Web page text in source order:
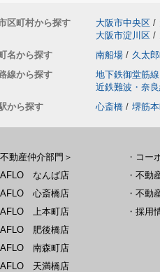
区町村から探す 大阪市中央区 /
大阪市淀川区 /
名から探す
南船場 / 久太
線から探す
地下鉄御堂筋線
近鉄難波・奈
から探す
心斎橋 / 堺筋
不動産仲介部門＞
AFLO なんば店
AFLO 心斎橋店
AFLO 上本町店
AFLO 肥後橋店
AFLO 南森町店
AFLO 天満橋店
・ コー
・ 不動
・ 不動
・ 採用